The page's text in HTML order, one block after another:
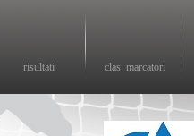
risultati clas. marcatori